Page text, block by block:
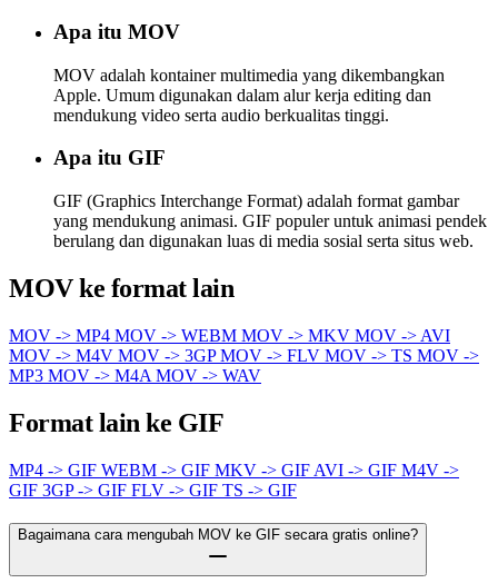
Apa itu MOV
MOV adalah kontainer multimedia yang dikembangkan
Apple. Umum digunakan dalam alur kerja editing dan
mendukung video serta audio berkualitas tinggi.
Apa itu GIF
GIF (Graphics Interchange Format) adalah format gambar
yang mendukung animasi. GIF populer untuk animasi pendek
berulang dan digunakan luas di media sosial serta situs web.
MOV ke format lain
MOV -> MP4 MOV -> WEBM MOV -> MKV MOV -> AVI
MOV -> M4V MOV -> 3GPMOV -> FLV MOV -> TS MOV ->
MP3 MOV -> M4A MOV -> WAV
Format lain ke GIF
MP4 -> GIF WEBM -> GIF MKV -> GIF AVI -> GIF M4V ->
GIF 3GP -> GIF FLV -> GIF TS -> GIF
Bagaimana cara mengubah MOV ke GIF secara gratis online?